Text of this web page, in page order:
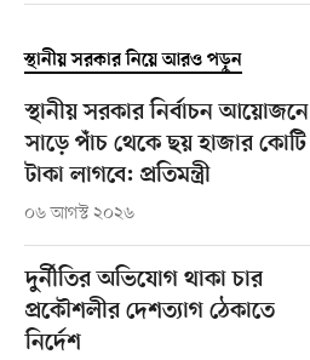
স্থানীয় সরকার নিয়ে আরও পড়ুন
স্থানীয় সরকার নির্বাচন আয়োজনে
সাড়ে পাঁচ থেকে ছয় হাজার কোটি
টাকা লাগবে: প্রতিমন্ত্রী
০৬ আগস্ট ২০২৬
দুর্নীতির অভিযোগ থাকা চার
প্রকৌশলীর দেশত্যাগ ঠেকাতে
নির্দেশ